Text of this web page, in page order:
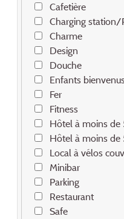
Cafetière
Charging station/
Charme
Design
Douche
Enfants bienvenus
Fer
Fitness
Hôtel à moins
Hôtel à moins
Local à vélos
Minibar
Parking
Restaurant
Safe